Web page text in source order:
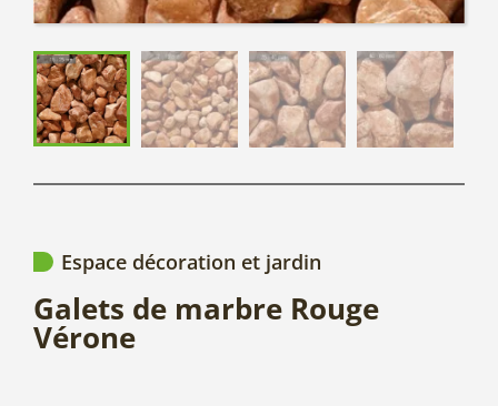
Espace décoration et jardin
Galets de marbre Rouge
Vérone